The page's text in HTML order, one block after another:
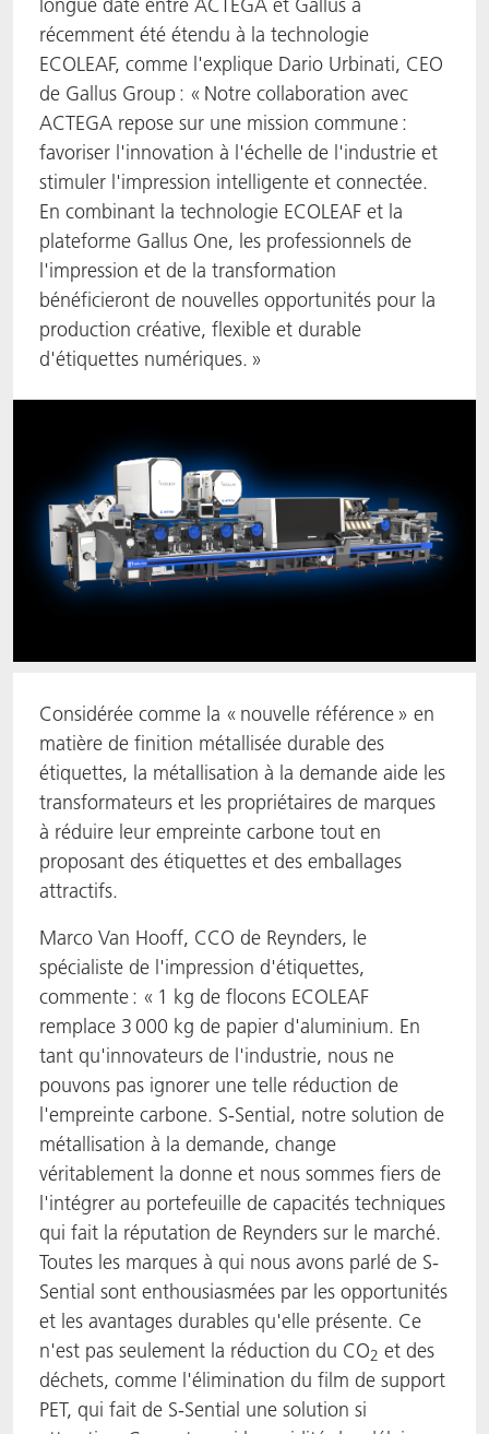
récemment été étendu à la technologie
ECOLEAF, comme l'explique Dario Urbinati, CEO
de Gallus Group : « Notre collaboration avec
ACTEGA repose sur une mission commune :
favoriser l'innovation à l'échelle de l'industrie et
stimuler l'impression intelligente et connectée.
En combinant la technologie ECOLEAF et la
plateforme Gallus One, les professionnels de
l'impression et de la transformation
bénéficieront de nouvelles opportunités pour la
production créative, flexible et durable
d'étiquettes numériques. »
Considérée comme la « nouvelle référence » en
matière de finition métallisée durable des
étiquettes, la métallisation à la demande aide les
transformateurs et les propriétaires de marques
à réduire leur empreinte carbone tout en
proposant des étiquettes et des emballages
attractifs.
Marco Van Hooff, CCO de Reynders, le
spécialiste de l'impression d'étiquettes,
commente : « 1 kg de flocons ECOLEAF
remplace 3 000 kg de papier d'aluminium. En
tant qu'innovateurs de l'industrie, nous ne
pouvons pas ignorer une telle réduction de
l'empreinte carbone. S-Sential, notre solution de
métallisation à la demande, change
véritablement la donne et nous sommes fiers de
l'intégrer au portefeuille de capacités techniques
qui fait la réputation de Reynders sur le marché.
Toutes les marques à qui nous avons parlé de S-
Sential sont enthousiasmées par les opportunités
et les avantages durables qu'elle présente. Ce
n'est pas seulement la réduction du CO2 et des
déchets, comme l'élimination du film de support
PET, qui fait de S-Sential une solution si